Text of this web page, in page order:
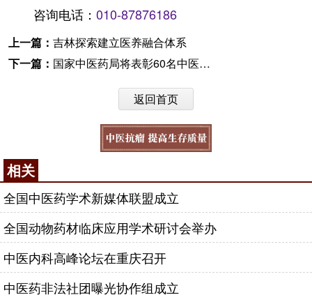
咨询电话： 010-87876186
上一篇： 吉林探索建立医养融合体系
下一篇： 国家中医药局将表彰60名中医药教学名师
返回首页
相关
全国中医药学术新媒体联盟成立
全国动物药材临床应用学术研讨会举办
中医内科高峰论坛在重庆召开
中医药非法社团曝光协作组成立